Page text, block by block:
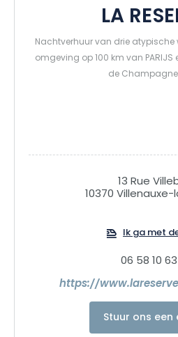
LA
Nachtverhuur van drie atypische
omgeving op 100 km van PARIJS
de
13 Rue
10370
Ik ga met
06 58 10
https://
Stuur ons